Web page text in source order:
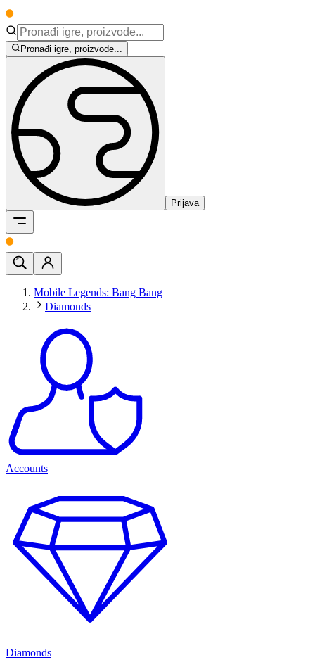
Pronađi igre, proizvode...
Prijava
Mobile Legends: Bang Bang
Diamonds
Accounts
Diamonds